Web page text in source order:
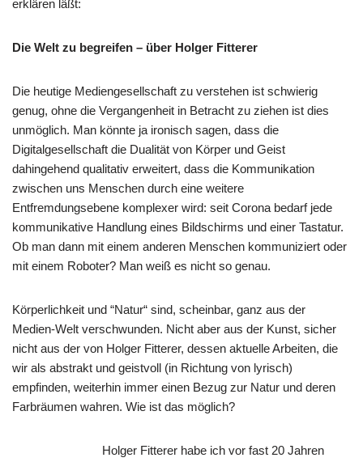
erklären läßt:
Die Welt zu begreifen – über Holger Fitterer
Die heutige Mediengesellschaft zu verstehen ist schwierig
genug, ohne die Vergangenheit in Betracht zu ziehen ist dies
unmöglich. Man könnte ja ironisch sagen, dass die
Digitalgesellschaft die Dualität von Körper und Geist
dahingehend qualitativ erweitert, dass die Kommunikation
zwischen uns Menschen durch eine weitere
Entfremdungsebene komplexer wird: seit Corona bedarf jede
kommunikative Handlung eines Bildschirms und einer Tastatur.
Ob man dann mit einem anderen Menschen kommuniziert oder
mit einem Roboter? Man weiß es nicht so genau.
Körperlichkeit und “Natur“ sind, scheinbar, ganz aus der
Medien-Welt verschwunden. Nicht aber aus der Kunst, sicher
nicht aus der von Holger Fitterer, dessen aktuelle Arbeiten, die
wir als abstrakt und geistvoll (in Richtung von lyrisch)
empfinden, weiterhin immer einen Bezug zur Natur und deren
Farbräumen wahren. Wie ist das möglich?
Holger Fitterer habe ich vor fast 20 Jahren